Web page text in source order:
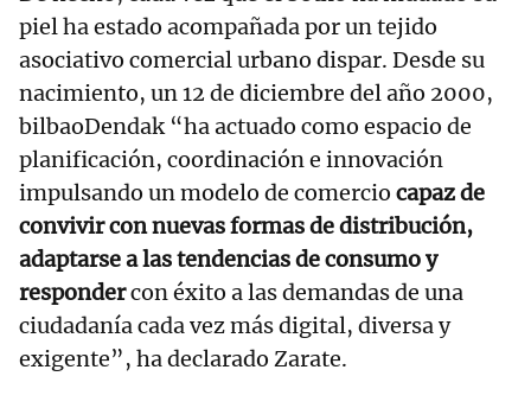
piel ha estado acompañada por un tejido
asociativo comercial urbano dispar. Desde su
nacimiento, un 12 de diciembre del año 2000,
bilbaoDendak “ha actuado como espacio de
planificación, coordinación e innovación
impulsando un modelo de comercio capaz de
convivir con nuevas formas de distribución,
adaptarse a las tendencias de consumo y
respondercon éxito a las demandas de una
ciudadanía cada vez más digital, diversa y
exigente”, ha declarado Zarate.